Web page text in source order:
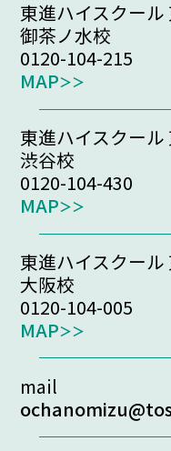
東進ハイスクール
御茶ノ水校
0120-104-215
MAP
東進ハイスクール
渋谷校
0120-104-430
MAP
東進ハイスクール
大阪校
0120-104-005
MAP
mail